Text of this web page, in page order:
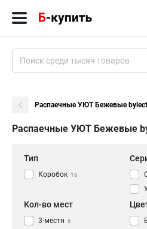
Распаечные УЮТ Бежевые
Распаечные УЮТ Бежевые
Тип
Коробок 16
Кол-во мест
3-местн 6